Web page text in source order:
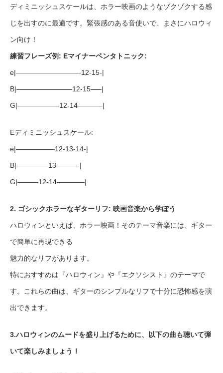
ディミニッシュスケールは、ホラー映画のようなゾクゾクする感
じを出すのに最適です。緊張感のある音使いで、まさにハロウィ
ン向け！
練習フレーズ例: Eマイナーペンタトニック:
e|—————————-12-15-|
B|————————12-15—–|
G|——————12-14———–|
Eディミニッシュスケール:
e|—————–12-13-14-|
B|————–13———-|
G|———12-14————|
2. ゴシックホラーなギターリフ: 映画音楽から学ぼう
ハロウィンといえば、ホラー映画！そのテーマ音楽には、ギター
で簡単に再現できる
魅力的なリフがあります。
特におすすめは『ハロウィン』や『エクソシスト』のテーマで
す。これらの曲は、ギターのシンプルなリフで十分に恐怖感を演
出できます。
3.ハロウィンのムードを盛り上げるために、以下の曲も聴いて弾
いて楽しみましょう！